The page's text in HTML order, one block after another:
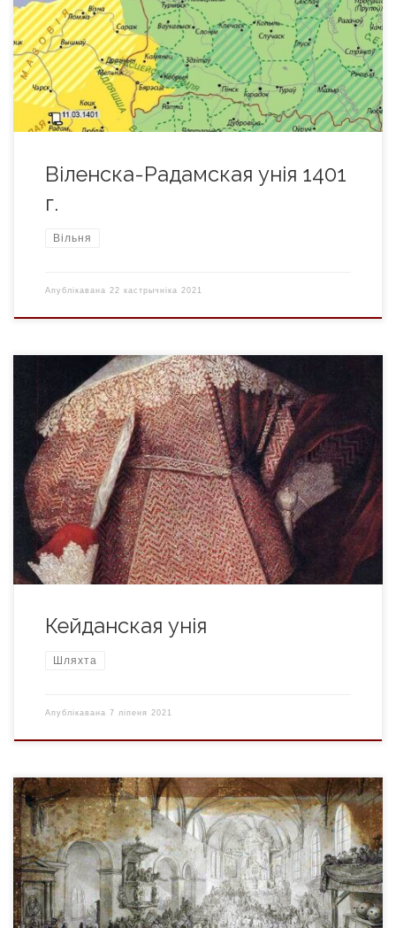
смерць жонкі паставіла таксама і Ягайлу ў цяжкае
становішча, бо сваёй каронай ён быў абавязаны толькі
шлюбу з ёй. Зноў, толькі ўлагоджваючы польскую знаць, ён
мог разлічваць на захаванне ўлады. Калі б польскія
шляхцічы прымусілі […]
Віленска-Радамская унія 1401
г.
Вільня
Апублікавана 22 кастрычніка 2021
Кейданская унія — дамова паміж магнатамі Вялікага
княства Літоўскага і Каралём Швецыі Карлам X Густавам,
падпісанная па ініцыятыве Януша Радзівіла у 1655 годзе
падчас “Крывавага Патопа” 1654-1667. Падчас “Патопа”
ішла яшчэ і Паўночная вайна 1655-60 гг. паміж Рэччу
Паспалітай і Швецыяй. Незадоўга да падзення Вільні
групоўка магнатаў і шляхты ВКЛ […]
Кейданская унія
Шляхта
Апублікавана 7 ліпеня 2021
Адміністрацыйна-тэрытарыяльная рэформа Адной з
першых мер, якая была ажыццёўлена ўрадам ВКЛ у XVI ст.,
была змена адмiнiстрацыйна-тэрытарыяльнага падзелу,
што склаўся ў мiнулым i захаваў многiя рысы пары
феадальнай раздробленасцi. У новым дзяленнi на
ваяводствы ўдзельныя княствы знiклi. Вiцебская зямля ў